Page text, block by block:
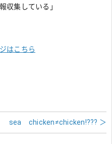
収集している」
はこちら
sea chicken≠chicken!??? ＞